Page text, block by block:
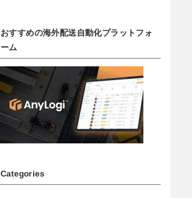
おすすめの海外配送自動化プラットフォ
ーム
Categories